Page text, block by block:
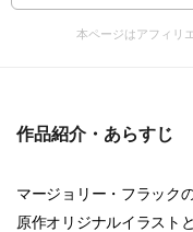
本ページはアフィリ
作品紹介・あらすじ
マージョリー・フラック
原作オリジナルイラスト